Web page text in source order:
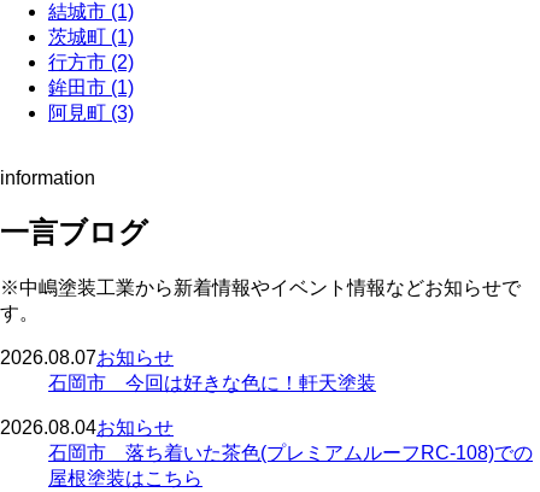
結城市 (1)
茨城町 (1)
行方市 (2)
鉾田市 (1)
阿見町 (3)
information
一言ブログ
※中嶋塗装工業から新着情報やイベント情報などお知らせで
す。
2026.08.07お知らせ
石岡市 今回は好きな色に！軒天塗装
2026.08.04お知らせ
石岡市 落ち着いた茶色(プレミアムルーフRC-108)での
屋根塗装はこちら